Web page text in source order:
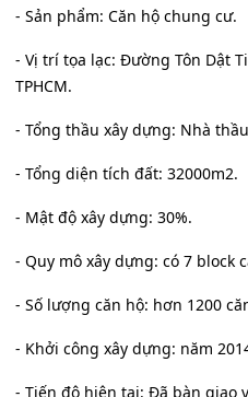
- Sản phẩm: Căn hộ chung cư.
- Vị trí tọa lạc: Đường Tôn Dật
TPHCM.
- Tổng thầu xây dựng: Nhà thầu
- Tổng diện tích đất: 32000m2.
- Mật độ xây dựng: 30%.
- Quy mô xây dựng: có 7 block
- Số lượng căn hộ: hơn 1200
- Khởi công xây dựng: năm
- Tiến độ hiện tại: Đã bàn giao